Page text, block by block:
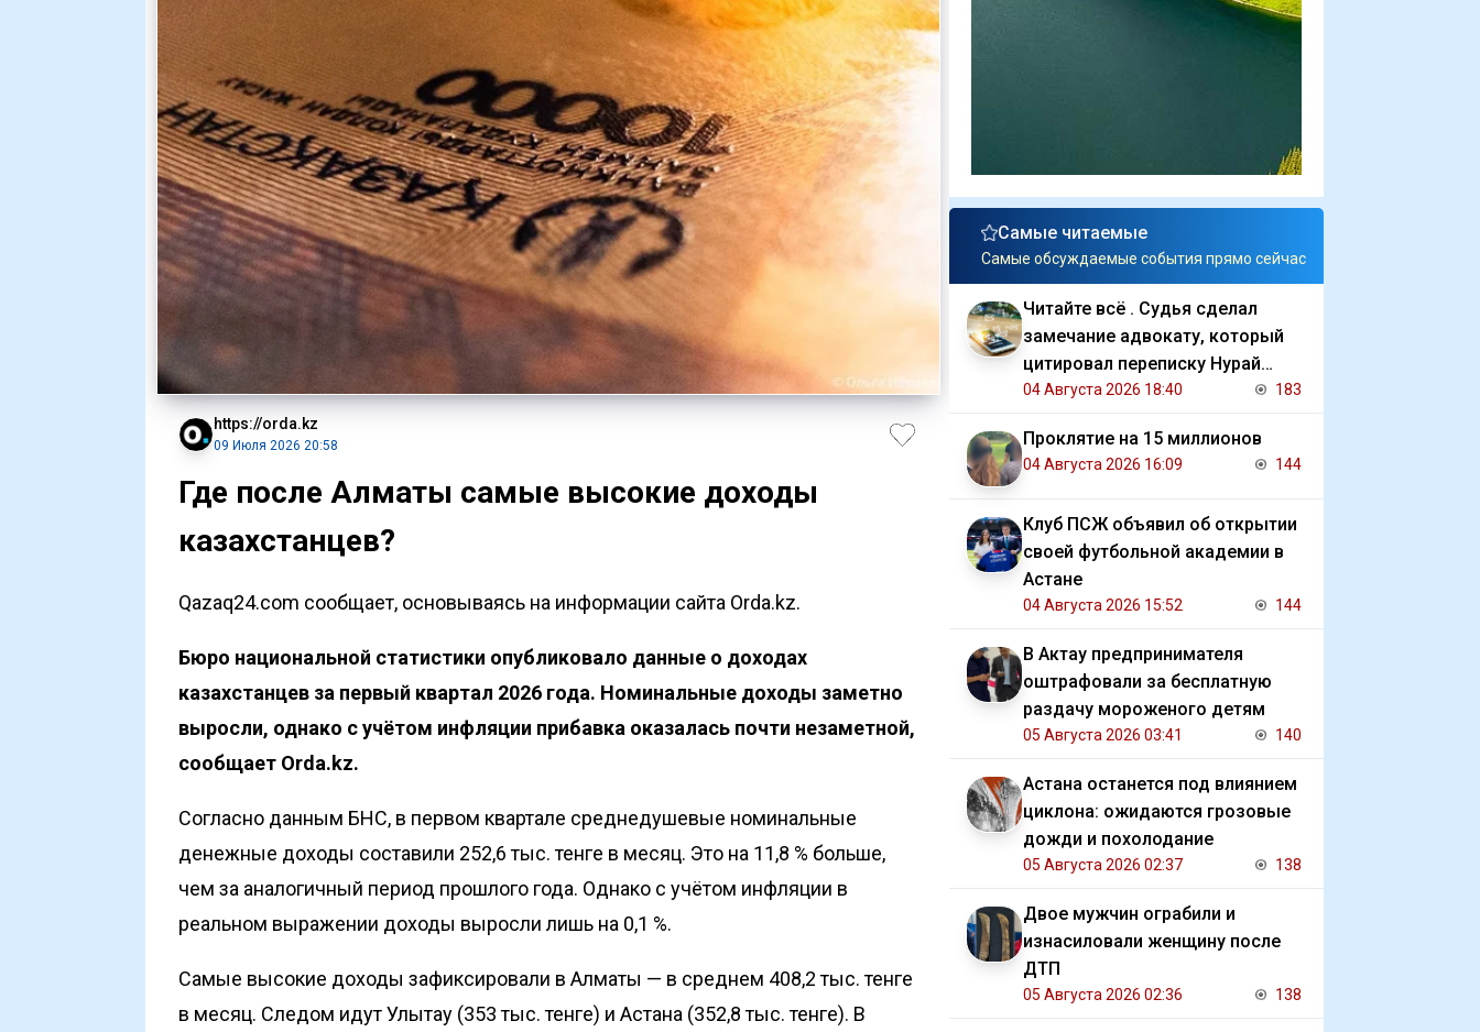
https://orda.kz
09 Июля 2026 20:58
Где после Алматы самые высокие доходы
казахстанцев?
Qazaq24.com сообщает, основываясь на информации сайта Orda.kz.
Бюро национальной статистики опубликовало данные о доходах
казахстанцев за первый квартал 2026 года. Номинальные доходы заметно
выросли, однако с учётом инфляции прибавка оказалась почти незаметной,
сообщает Orda.kz.
Согласно данным БНС, в первом квартале среднедушевые номинальные
денежные доходы составили 252,6 тыс. тенге в месяц. Это на 11,8 % больше,
чем за аналогичный период прошлого года. Однако с учётом инфляции в
реальном выражении доходы выросли лишь на 0,1 %.
Самые высокие доходы зафиксировали в Алматы — в среднем 408,2 тыс. тенге
в месяц. Следом идут Улытау (353 тыс. тенге) и Астана (352,8 тыс. тенге). В
Самые читаемые
Самые обсуждаемые события прямо сейчас
Читайте всё . Судья сделал
замечание адвокату, который
цитировал переписку Нурай
Серикбай с обвиняемым
04 Августа 2026 18:40 183
Проклятие на 15 миллионов
04 Августа 2026 16:09 144
Клуб ПСЖ объявил об открытии
своей футбольной академии в
Астане
04 Августа 2026 15:52 144
В Актау предпринимателя
оштрафовали за бесплатную
раздачу мороженого детям
05 Августа 2026 03:41 140
Астана останется под влиянием
циклона: ожидаются грозовые
дожди и похолодание
05 Августа 2026 02:37 138
Двое мужчин ограбили и
изнасиловали женщину после
ДТП
05 Августа 2026 02:36 138